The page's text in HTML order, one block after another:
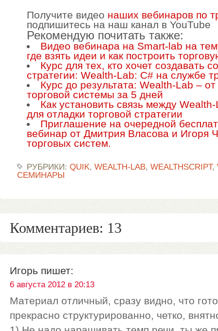
Получите видео наших вебинаров по
подпишитесь на наш канал в YouTube
Рекомендую почитать также:
Видео вебинара на Smart-lab на
где взять идеи и как построить
Курс для тех, кто хочет создавать
стратегии: Wealth-Lab: C# на службе
Курс до результата: Wealth-Lab –
торговой системы за 5 дней
Как установить связь между
для отладки торговой стратегии
Приглашение на очередной
вебинар от Дмитрия Власова и Игоря
торговых систем.
РУБРИКИ: QUIK, WEALTH-LAB, WEALTHSCRIPT,
СЕМИНАРЫ
Комментариев: 13
Игорь пишет:
6 августа 2012 в 20:13
Материал отличный, сразу видно, что
прекрасно структурированно, четко,